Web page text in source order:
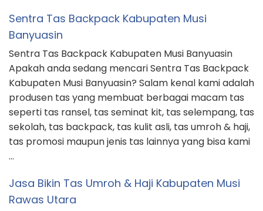
Sentra Tas Backpack Kabupaten Musi
Banyuasin
Sentra Tas Backpack Kabupaten Musi Banyuasin
Apakah anda sedang mencari Sentra Tas Backpack
Kabupaten Musi Banyuasin? Salam kenal kami adalah
produsen tas yang membuat berbagai macam tas
seperti tas ransel, tas seminat kit, tas selempang, tas
sekolah, tas backpack, tas kulit asli, tas umroh & haji,
tas promosi maupun jenis tas lainnya yang bisa kami
…
Jasa Bikin Tas Umroh & Haji Kabupaten Musi
Rawas Utara